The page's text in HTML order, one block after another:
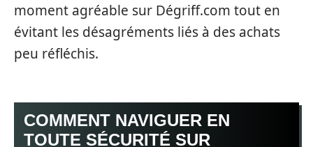
moment agréable sur Dégriff.com tout en
évitant les désagréments liés à des achats
peu réfléchis.
COMMENT NAVIGUER EN
TOUTE SÉCURITÉ SUR